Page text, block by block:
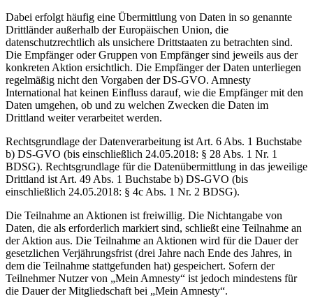
Dabei erfolgt häufig eine Übermittlung von Daten in so genannte
Drittländer außerhalb der Europäischen Union, die
datenschutzrechtlich als unsichere Drittstaaten zu betrachten sind.
Die Empfänger oder Gruppen von Empfänger sind jeweils aus der
konkreten Aktion ersichtlich. Die Empfänger der Daten unterliegen
regelmäßig nicht den Vorgaben der DS-GVO. Amnesty
International hat keinen Einfluss darauf, wie die Empfänger mit den
Daten umgehen, ob und zu welchen Zwecken die Daten im
Drittland weiter verarbeitet werden.
Rechtsgrundlage der Datenverarbeitung ist Art. 6 Abs. 1 Buchstabe
b) DS-GVO (bis einschließlich 24.05.2018: § 28 Abs. 1 Nr. 1
BDSG). Rechtsgrundlage für die Datenübermittlung in das jeweilige
Drittland ist Art. 49 Abs. 1 Buchstabe b) DS-GVO (bis
einschließlich 24.05.2018: § 4c Abs. 1 Nr. 2 BDSG).
Die Teilnahme an Aktionen ist freiwillig. Die Nichtangabe von
Daten, die als erforderlich markiert sind, schließt eine Teilnahme an
der Aktion aus. Die Teilnahme an Aktionen wird für die Dauer der
gesetzlichen Verjährungsfrist (drei Jahre nach Ende des Jahres, in
dem die Teilnahme stattgefunden hat) gespeichert. Sofern der
Teilnehmer Nutzer von „Mein Amnesty“ ist jedoch mindestens für
die Dauer der Mitgliedschaft bei „Mein Amnesty“.